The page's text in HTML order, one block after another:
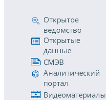
Открытое
ведомство
Открытые
данные
СМЭВ
Аналитический
портал
Видеоматериалы